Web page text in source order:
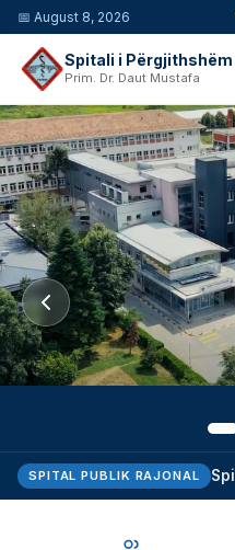
📅 August 8, 2026
Spitali i
Prim. Dr. Daut Mustafa
SPITAL PUBLIK RAJONAL